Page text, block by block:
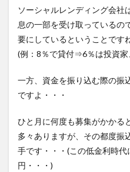
ソーシャルレンディング会社
息の一部を受け取っているの
要にしているということですね
(例：8％で貸付⇒6％は投資家
一方、資金を振り込む際の振
ですよ・・・
ひと月に何度も募集がかかる
多々ありますが、その都度振
手です・・・(この低金利時
円・・・)